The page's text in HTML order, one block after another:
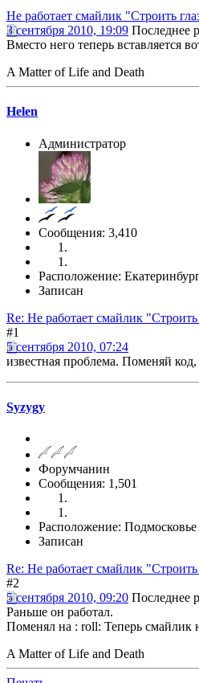
Не работает смайлик "Строить
3 сентября 2010, 19:09 Последнее
Вместо него теперь вставляется
A Matter of Life and Death
Helen
Администратор
Сообщения: 3,410
Расположение:
Записан
Re: Не работает смайлик "Строить
#1
5 сентября 2010, 07:24
известная проблема. Поменяй
Syzygy
Форумчанин
Сообщения: 1,501
Расположение: Подмосковье
Записан
Re: Не работает смайлик "Строить
#2
5 сентября 2010, 09:20 Последнее
Раньше он работал.
Поменял на : roll: Теперь смайлик
A Matter of Life and Death